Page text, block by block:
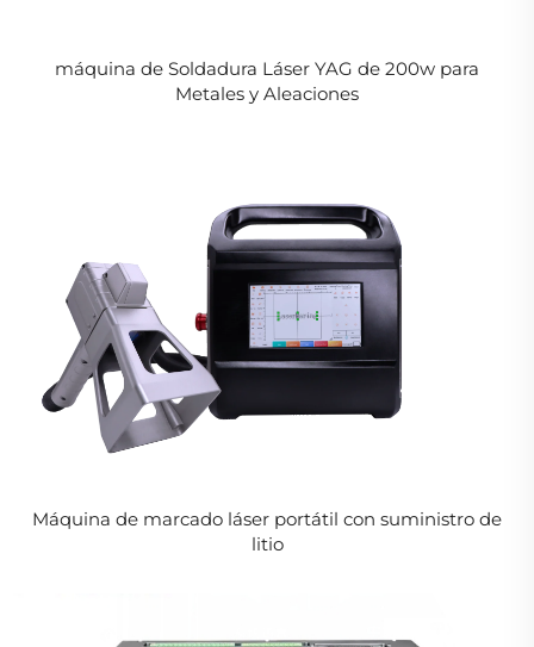
máquina de Soldadura Láser YAG de 200w para
Metales y Aleaciones
Máquina de marcado láser portátil con suministro de
litio